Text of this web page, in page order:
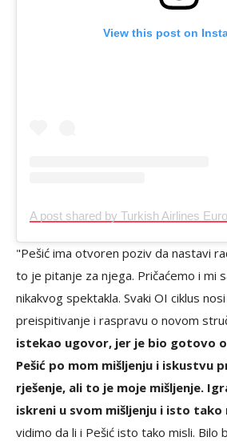
View this post on
"Pešić ima otvoren poziv da nastavi
to je pitanje za njega. Pričaćemo i mi
nikakvog spektakla. Svaki OI ciklus
preispitivanje i raspravu o novom
istekao ugovor, jer je bio gotovo
Pešić po mom mišljenju i iskustvu
rješenje, ali to je moje mišljenje.
iskreni u svom mišljenju i isto tako
vidimo da li i Pešić isto tako misli. Bilo